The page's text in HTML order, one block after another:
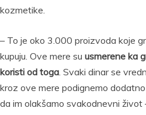
kozmetike.
– To je oko 3.000 proizvoda koje
kupuju. Ove mere su usmerene ka
koristi od toga. Svaki dinar se
kroz ove mere podignemo
da im olakšamo svakodnevni život